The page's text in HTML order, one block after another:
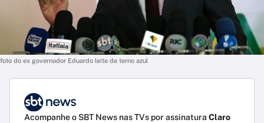
foto do ex governador Eduardo leite de terno azul
Acompanhe o SBT News nas TVs por assinatura Claro